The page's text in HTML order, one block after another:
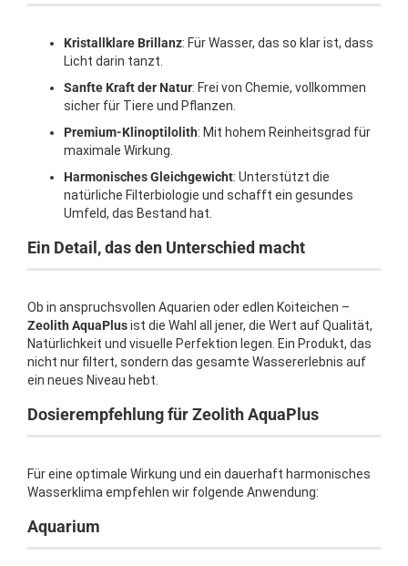
Kristallklare Brillanz: Für Wasser, das so klar ist, dass
Licht darin tanzt.
Sanfte Kraft der Natur: Frei von Chemie, vollkommen
sicher für Tiere und Pflanzen.
Premium-Klinoptilolith: Mit hohem Reinheitsgrad für
maximale Wirkung.
Harmonisches Gleichgewicht: Unterstützt die
natürliche Filterbiologie und schafft ein gesundes
Umfeld, das Bestand hat.
Ein Detail, das den Unterschied macht
Ob in anspruchsvollen Aquarien oder edlen Koiteichen –
Zeolith AquaPlusist die Wahl all jener, die Wert auf Qualität,
Natürlichkeit und visuelle Perfektion legen. Ein Produkt, das
nicht nur filtert, sondern das gesamte Wassererlebnis auf
ein neues Niveau hebt.
Dosierempfehlung für Zeolith AquaPlus
Für eine optimale Wirkung und ein dauerhaft harmonisches
Wasserklima empfehlen wir folgende Anwendung:
Aquarium